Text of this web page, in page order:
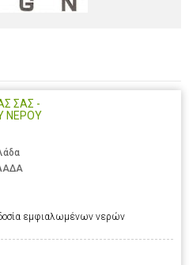
ΣΑΣ -
ΝΕΡΟΥ
εμφιαλωμένων νερών